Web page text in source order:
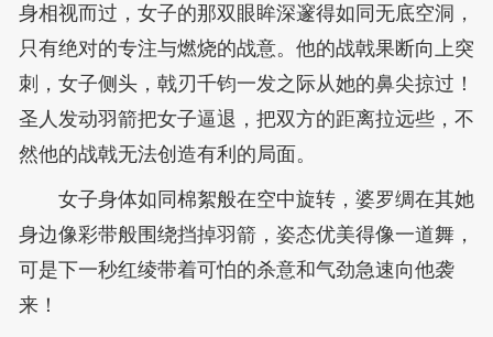
身相视而过，女子的那双眼眸深邃得如同无底空洞，
只有绝对的专注与燃烧的战意。他的战戟果断向上突
刺，女子侧头，戟刃千钧一发之际从她的鼻尖掠过！
圣人发动羽箭把女子逼退，把双方的距离拉远些，不
然他的战戟无法创造有利的局面。
女子身体如同棉絮般在空中旋转，婆罗绸在其她
身边像彩带般围绕挡掉羽箭，姿态优美得像一道舞，
可是下一秒红绫带着可怕的杀意和气劲急速向他袭
来！